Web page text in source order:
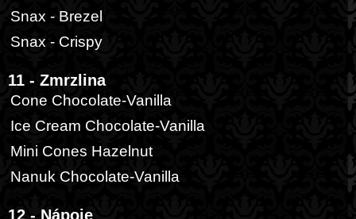
Snax - Brezel
Snax - Crispy
11 - Zmrzlina
Cone Chocolate-Vanilla
Ice Cream Chocolate-Vanilla
Mini Cones Hazelnut
Nanuk Chocolate-Vanilla
12 - Nápoje